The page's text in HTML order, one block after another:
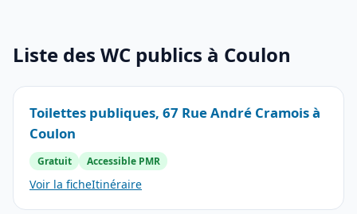
Liste des WC publics à Coulon
Toilettes publiques, 67 Rue André Cramois à
Coulon
Gratuit Accessible PMR
Voir la ficheItinéraire